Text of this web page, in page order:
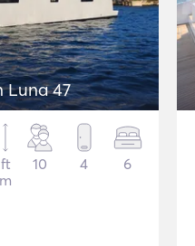
Luna 47
10 4 6